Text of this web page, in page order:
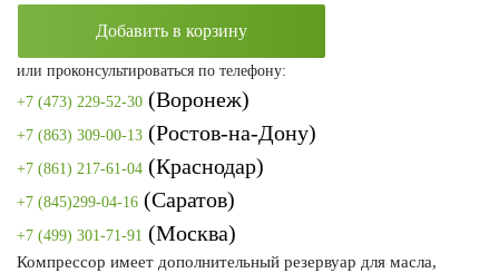
Добавить в корзину
или проконсультироваться по телефону:
+7 (473) 229-52-30 (Воронеж)
+7 (863) 309-00-13 (Ростов-на-Дону)
+7 (861) 217-61-04 (Краснодар)
+7 (845)299-04-16 (Саратов)
+7 (499) 301-71-91 (Москва)
Компрессор имеет дополнительный резервуар для масла,